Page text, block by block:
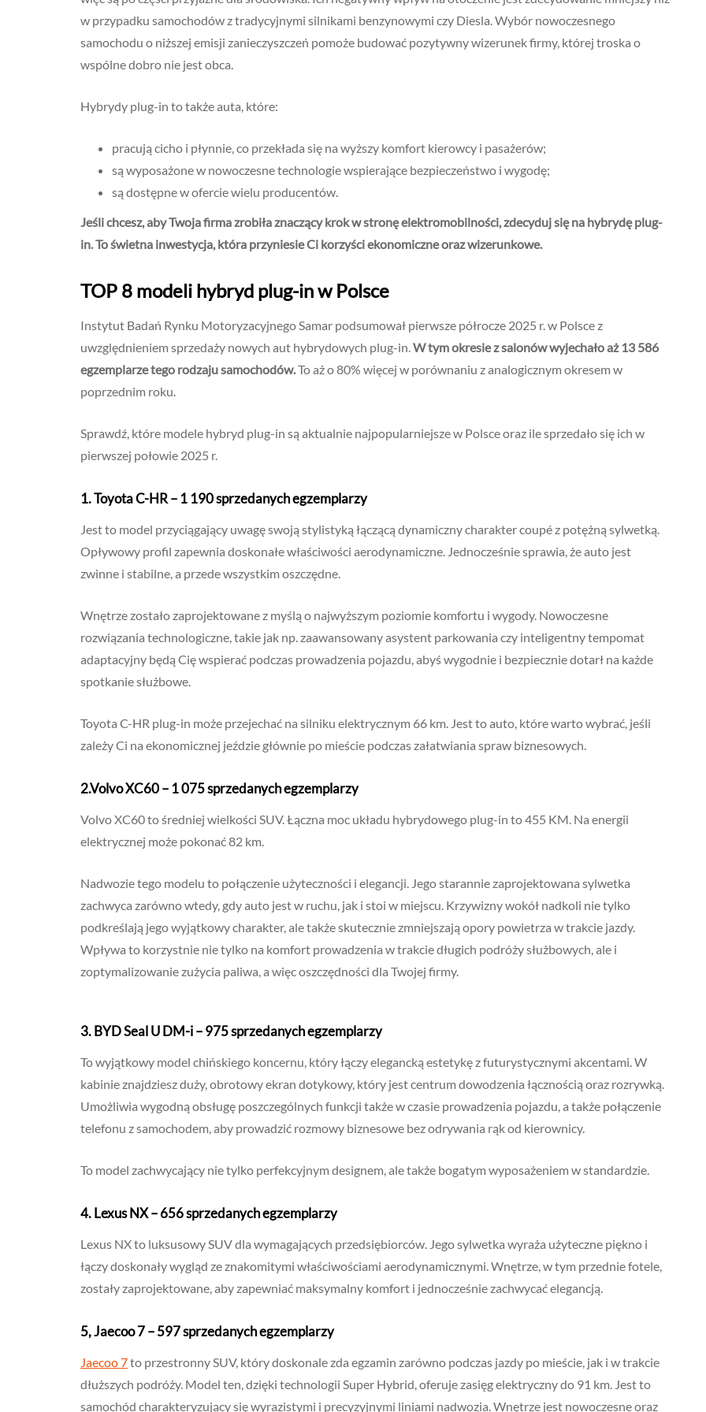
w przypadku samochodów z tradycyjnymi silnikami benzynowymi czy Diesla. Wybór nowoczesnego
samochodu o niższej emisji zanieczyszczeń pomoże budować pozytywny wizerunek firmy, której troska o
wspólne dobro nie jest obca.
Hybrydy plug-in to także auta, które:
pracują cicho i płynnie, co przekłada się na wyższy komfort kierowcy i pasażerów;
są wyposażone w nowoczesne technologie wspierające bezpieczeństwo i wygodę;
są dostępne w ofercie wielu producentów.
Jeśli chcesz, aby Twoja firma zrobiła znaczący krok w stronę elektromobilności, zdecyduj się na hybrydę plug-
in. To świetna inwestycja, która przyniesie Ci korzyści ekonomiczne oraz wizerunkowe.
TOP 8 modeli hybryd plug-in w Polsce
Instytut Badań Rynku Motoryzacyjnego Samar podsumował pierwsze półrocze 2025 r. w Polsce z
uwzględnieniem sprzedaży nowych aut hybrydowych plug-in.W tym okresie z salonów wyjechało aż 13 586
egzemplarze tego rodzaju samochodów.To aż o 80% więcej w porównaniu z analogicznym okresem w
poprzednim roku.
Sprawdź, które modele hybryd plug-in są aktualnie najpopularniejsze w Polsce oraz ile sprzedało się ich w
pierwszej połowie 2025 r.
1.Toyota C-HR – 1 190 sprzedanych egzemplarzy
Jest to model przyciągający uwagę swoją stylistyką łączącą dynamiczny charakter coupé z potężną sylwetką.
Opływowy profil zapewnia doskonałe właściwości aerodynamiczne. Jednocześnie sprawia, że auto jest
zwinne i stabilne, a przede wszystkim oszczędne.
Wnętrze zostało zaprojektowane z myślą o najwyższym poziomie komfortu i wygody. Nowoczesne
rozwiązania technologiczne, takie jak np. zaawansowany asystent parkowania czy inteligentny tempomat
adaptacyjny będą Cię wspierać podczas prowadzenia pojazdu, abyś wygodnie i bezpiecznie dotarł na każde
spotkanie służbowe.
Toyota C-HR plug-in może przejechać na silniku elektrycznym 66 km. Jest to auto, które warto wybrać, jeśli
zależy Ci na ekonomicznej jeździe głównie po mieście podczas załatwiania spraw biznesowych.
2.Volvo XC60 – 1 075 sprzedanych egzemplarzy
Volvo XC60 to średniej wielkości SUV. Łączna moc układu hybrydowego plug-in to 455 KM. Na energii
elektrycznej może pokonać 82 km.
Nadwozie tego modelu to połączenie użyteczności i elegancji. Jego starannie zaprojektowana sylwetka
zachwyca zarówno wtedy, gdy auto jest w ruchu, jak i stoi w miejscu. Krzywizny wokół nadkoli nie tylko
podkreślają jego wyjątkowy charakter, ale także skutecznie zmniejszają opory powietrza w trakcie jazdy.
Wpływa to korzystnie nie tylko na komfort prowadzenia w trakcie długich podróży służbowych, ale i
zoptymalizowanie zużycia paliwa, a więc oszczędności dla Twojej firmy.
3. BYD Seal U DM-i – 975 sprzedanych egzemplarzy
To wyjątkowy model chińskiego koncernu, który łączy elegancką estetykę z futurystycznymi akcentami. W
kabinie znajdziesz duży, obrotowy ekran dotykowy, który jest centrum dowodzenia łącznością oraz rozrywką.
Umożliwia wygodną obsługę poszczególnych funkcji także w czasie prowadzenia pojazdu, a także połączenie
telefonu z samochodem, aby prowadzić rozmowy biznesowe bez odrywania rąk od kierownicy.
To model zachwycający nie tylko perfekcyjnym designem, ale także bogatym wyposażeniem w standardzie.
4.Lexus NX – 656 sprzedanych egzemplarzy
Lexus NX to luksusowy SUV dla wymagających przedsiębiorców. Jego sylwetka wyraża użyteczne piękno i
łączy doskonały wygląd ze znakomitymi właściwościami aerodynamicznymi. Wnętrze, w tym przednie fotele,
zostały zaprojektowane, aby zapewniać maksymalny komfort i jednocześnie zachwycać elegancją.
5, Jaecoo 7 – 597 sprzedanych egzemplarzy
Jaecoo 7to przestronny SUV, który doskonale zda egzamin zarówno podczas jazdy po mieście, jak i w trakcie
dłuższych podróży. Model ten, dzięki technologii Super Hybrid, oferuje zasięg elektryczny do 91 km. Jest to
samochód charakteryzujący się wyrazistymi i precyzyjnymi liniami nadwozia. Wnętrze jest nowoczesne oraz